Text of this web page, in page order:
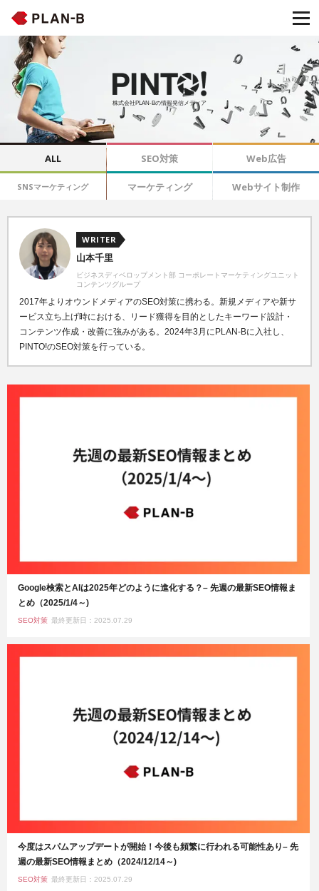
株式会社PLAN-Bの情報発信メディア
ALL SEO対策 Web広告
SNSマーケティング マーケティング Webサイト制作
WRITER
山本千里
ビジネスディベロップメント部 コーポレートマーケティングユニット
コンテンツグループ
2017年よりオウンドメディアのSEO対策に携わる。新規メディアや新サ
ービス立ち上げ時における、リード獲得を目的としたキーワード設計・
コンテンツ作成・改善に強みがある。 2024年3月にPLAN-Bに入社し、
PINTO!のSEO対策を行っている。
Google検索とAIは2025年どのように進化する？– 先週の最新SEO情報ま
とめ（2025/1/4～)
SEO対策 最終更新日：2025.07.29
今度はスパムアップデートが開始！今後も頻繁に行われる可能性あり– 先
週の最新SEO情報まとめ（2024/12/14～)
SEO対策 最終更新日：2025.07.29